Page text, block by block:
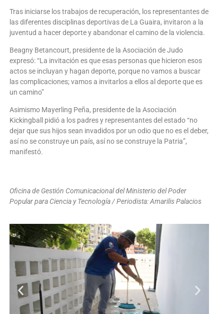
Tras iniciarse los trabajos de recuperación, los representantes de
las diferentes disciplinas deportivas de La Guaira, invitaron a la
juventud a hacer deporte y abandonar el camino de la violencia.
Beagny Betancourt, presidente de la Asociación de Judo
expresó: “La invitación es que esas personas que hicieron esos
actos se incluyan y hagan deporte, porque no vamos a buscar
las complicaciones; vamos a invitarlos a ellos al deporte que es
un camino”
Asimismo Mayerling Peña, presidente de la Asociación
Kickingball pidió a los padres y representantes del estado “no
dejar que sus hijos sean invadidos por un odio que no es el deber,
así no se construye un país, así no se construye la Patria”,
manifestó.
Oficina de Gestión Comunicacional del Ministerio del Poder
Popular para Ciencia y Tecnología / Periodista: Amarilis Palacios